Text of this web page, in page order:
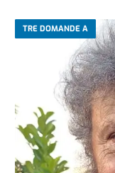
TRE DOMANDE A